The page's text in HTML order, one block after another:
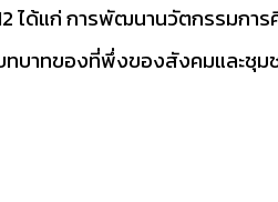
ได้แก่ การพัฒนานวัตกรรมก
ทบาทของที่พึ่งของสังคมและชุม